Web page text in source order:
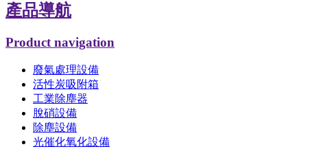
產品導航
Product navigation
廢氣處理設備
活性炭吸附箱
工業除塵器
脫硝設備
除塵設備
光催化氧化設備